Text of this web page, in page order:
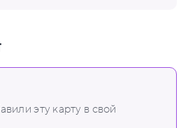
эту карту в свой